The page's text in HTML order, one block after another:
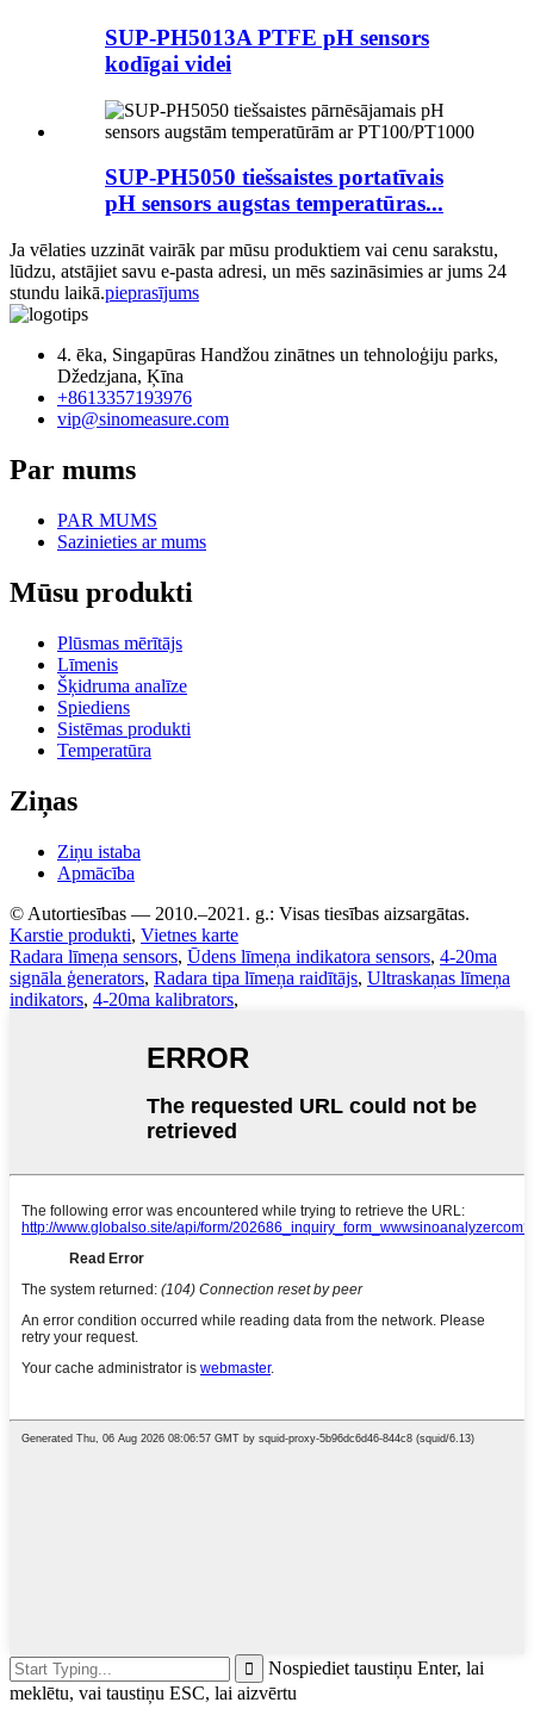
SUP-PH5013A PTFE pH sensors
kodīgai videi
SUP-PH5050 tiešsaistes portatīvais
pH sensors augstas temperatūras...
Ja vēlaties uzzināt vairāk par mūsu produktiem vai cenu sarakstu,
lūdzu, atstājiet savu e-pasta adresi, un mēs sazināsimies ar jums 24
stundu laikā.pieprasījums
4. ēka, Singapūras Handžou zinātnes un tehnoloģiju parks,
Džedzjana, Ķīna
+8613357193976
vip@sinomeasure.com
Par mums
PAR MUMS
Sazinieties ar mums
Mūsu produkti
Plūsmas mērītājs
Līmenis
Šķidruma analīze
Spiediens
Sistēmas produkti
Temperatūra
Ziņas
Ziņu istaba
Apmācība
© Autortiesības — 2010.–2021. g.: Visas tiesības aizsargātas.
Karstie produkti, Vietnes karte
Radara līmeņa sensors, Ūdens līmeņa indikatora sensors, 4-20ma
signāla ģenerators, Radara tipa līmeņa raidītājs, Ultraskaņas līmeņa
indikators, 4-20ma kalibrators,
Nospiediet taustiņu Enter, lai
meklētu, vai taustiņu ESC, lai aizvērtu